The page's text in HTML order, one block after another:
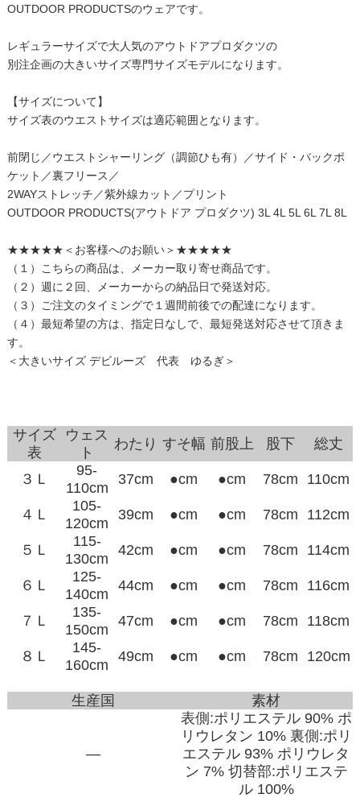
OUTDOOR PRODUCTSのウェアです。
レギュラーサイズで大人気のアウトドアプロダクツの
別注企画の大きいサイズ専門サイズモデルになります。
【サイズについて】
サイズ表のウエストサイズは適応範囲となります。
前閉じ／ウエストシャーリング（調節ひも有）／サイド・バックポ
ケット／裏フリース／
2WAYストレッチ／紫外線カット／プリント
OUTDOOR PRODUCTS(アウトドア プロダクツ) 3L 4L 5L 6L 7L 8L
★★★★★＜お客様へのお願い＞★★★★★
（１）こちらの商品は、メーカー取り寄せ商品です。
（２）週に２回、メーカーからの納品日で発送対応。
（３）ご注文のタイミングで１週間前後での配達になります。
（４）最短希望の方は、指定日なしで、最短発送対応させて頂きま
す。
＜大きいサイズ デビルーズ 代表 ゆるぎ＞
サイズ
表
ウェス
ト
わたり すそ幅 前股上 股下 総丈
３Ｌ
95-
110cm
37cm ●cm ●cm 78cm 110cm
４Ｌ
105-
120cm
39cm ●cm ●cm 78cm 112cm
５Ｌ
115-
130cm
42cm ●cm ●cm 78cm 114cm
６Ｌ
125-
140cm
44cm ●cm ●cm 78cm 116cm
７Ｌ
135-
150cm
47cm ●cm ●cm 78cm 118cm
８Ｌ
145-
160cm
49cm ●cm ●cm 78cm 120cm
生産国 素材
―
表側:ポリエステル 90% ポ
リウレタン 10% 裏側:ポリ
エステル 93% ポリウレタ
ン 7% 切替部:ポリエステ
ル 100%